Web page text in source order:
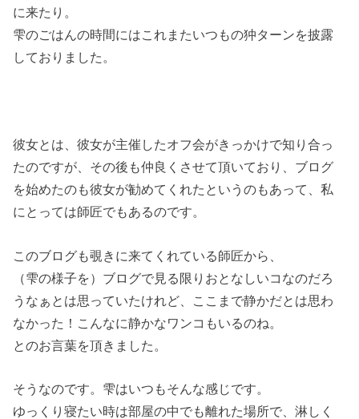
に来たり。
雫のごはんの時間にはこれまたいつもの狆ターンを披露
しておりました。
彼女とは、彼女が主催したオフ会がきっかけで知り合っ
たのですが、その後も仲良くさせて頂いており、ブログ
を始めたのも彼女が勧めてくれたというのもあって、私
にとっては師匠でもあるのです。
このブログも覗きに来てくれている師匠から、
（雫の様子を）ブログで見る限りおとなしいコなのだろ
うなぁとは思っていたけれど、ここまで静かだとは思わ
なかった！こんなに静かなワンコもいるのね。
とのお言葉を頂きました。
そうなのです。雫はいつもそんな感じです。
ゆっくり寝たい時は部屋の中でも離れた場所で、淋しく